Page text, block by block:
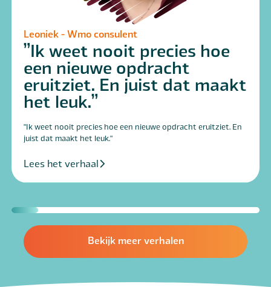
Leoniek - Wmo consulent
Ik weet nooit precies hoe
een nieuwe opdracht
eruitziet. En juist dat maakt
het leuk.
"Ik weet nooit precies hoe een nieuwe opdracht eruitziet. En
juist dat maakt het leuk."
Lees het verhaal
Bekijk meer verhalen